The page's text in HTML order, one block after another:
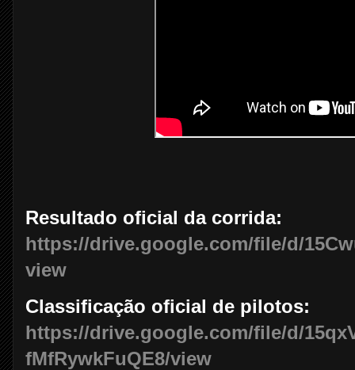
Resultado oficial da corrida:
https://drive.google.com/file/d/
view
Classificação oficial de pilotos:
https://drive.google.com/file/d/
fMfRywkFuQE8/view